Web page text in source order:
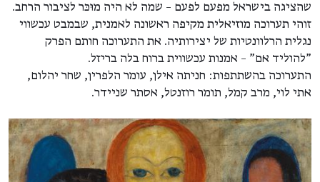
שהציגה בישראל מפעם לפעם – שמה לא היה מוּכּר לציבור הרחב.
זוהי תערוכה מוזיאלית מקיפה ראשונה לאמנית, שבמבט עכשווי
נגלית הרלוונטיות של יצירותיה. את התערוכה חותם הפרק
"להוליד אם" – אמנות עכשווית ברוח בלה בריזל.
התערוכה בהשתתפות: חניתה אילן, עומר הלפרין, שחר יהלום,
אתי לוי, מרב קמל, תומר רוזנטל, אסתר שניידר.